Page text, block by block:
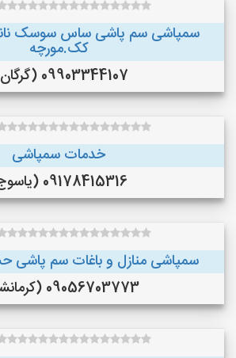
کک.مورچه
09903344107 (گرگان )
خدمات سمپاشی
09178415316 (یاسوج)
سمپاشی منازل و باغات سم
09056703773 (کرمانشاه )